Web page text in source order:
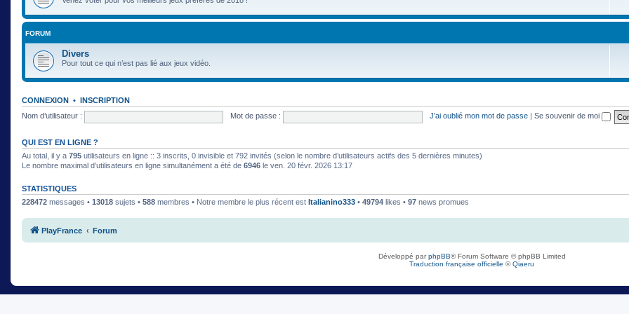
FORUM
Divers
Pour tout ce qui n’est pas lié aux jeux vidéo.
CONNEXION • INSCRIPTION
Nom d’utilisateur :
Mot de passe : J’ai oublié mon mot de passe Se souvenir de moi
QUI EST EN LIGNE ?
Au total, il y a 795 utilisateurs en ligne :: 3 inscrits, 0 invisible et 792 invités (selon le nombre d’utilisateurs actifs des 5 dernières minutes)
Le nombre maximal d’utilisateurs en ligne simultanément a été de 6946 le ven. 20 févr. 2026 13:17
STATISTIQUES
228472 messages • 13018 sujets • 588 membres • Notre membre le plus récent est Italianino333 • 49794 likes • 97 news promues
PlayFrance Forum
Développé parphpBB® Forum Software © phpBB Limited
Traduction française officielle ©Qiaeru